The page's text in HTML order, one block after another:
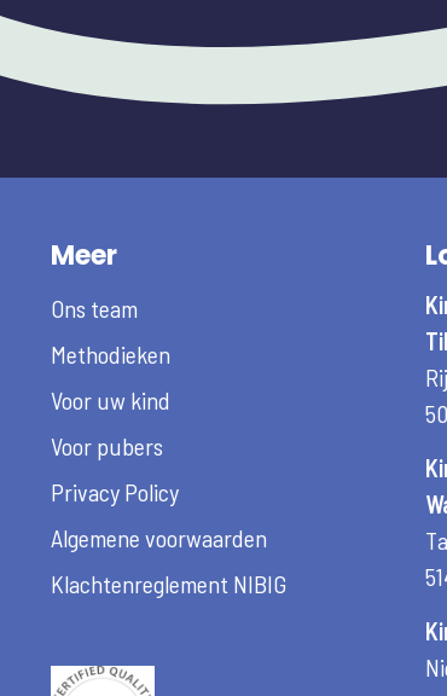
Meer
Ons team
Methodieken
Voor uw kind
Voor pubers
Privacy Policy
Algemene voorwaarden
Klachtenreglement NIBIG